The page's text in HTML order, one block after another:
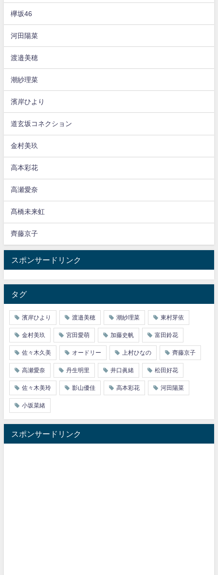
欅坂46
河田陽菜
渡邉美穂
潮紗理菜
濱岸ひより
道玄坂コネクション
金村美玖
高本彩花
高瀬愛奈
髙橋未来虹
齊藤京子
スポンサードリンク
タグ
濱岸ひより 渡邉美穂 潮紗理菜 東村芽依
金村美玖 宮田愛萌 加藤史帆 富田鈴花
佐々木久美 オードリー 上村ひなの 齊藤京子
高瀬愛奈 丹生明里 井口眞緒 松田好花
佐々木美玲 影山優佳 高本彩花 河田陽菜
小坂菜緒
スポンサードリンク